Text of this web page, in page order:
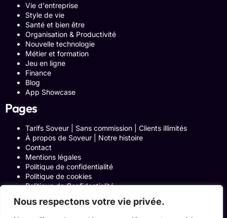
Nous respectons votre vie privée.
Vie d'entreprise
Style de vie
Santé et bien être
Organisation & Productivité
Nouvelle technologie
Métier et formation
Jeu en ligne
Finance
Blog
App Showcase
Pages
Tarifs Soveur | Sans commission | Clients illimités
À propos de Soveur | Notre histoire
Contact
Mentions légales
Politique de confidentialité
Politique de cookies
Politique de Confidentialité
Blog